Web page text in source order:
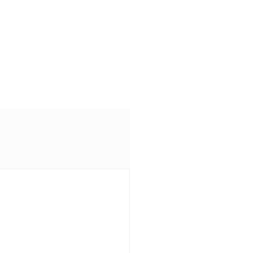
z 5 hvězdiček.